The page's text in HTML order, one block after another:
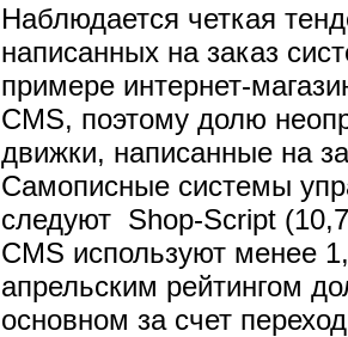
Наблюдается четкая
написанных на заказ
примере интернет-
CMS, поэтому долю
движки, написанные на
Самописные системы
следуют Shop-Script
CMS используют менее
апрельским рейтингом
основном за счет